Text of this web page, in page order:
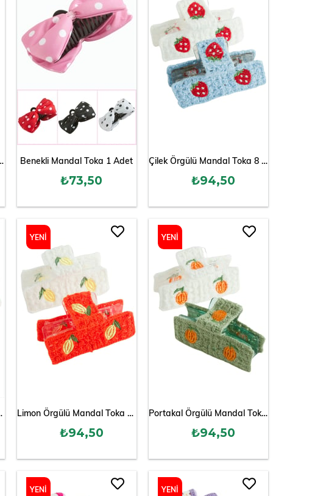
1 Adet Benekli Mandal Toka 1 Adet
₺73,50
Çilek Örgülü Mandal Toka 8 cm
₺94,50
ÜRÜN
8 cm Limon Örgülü Mandal Toka 8 cm
₺94,50
YENI
ÜRÜN
Portakal Örgülü Mandal Toka 8 cm
₺94,50
YENI
ÜRÜN
YENI YENI